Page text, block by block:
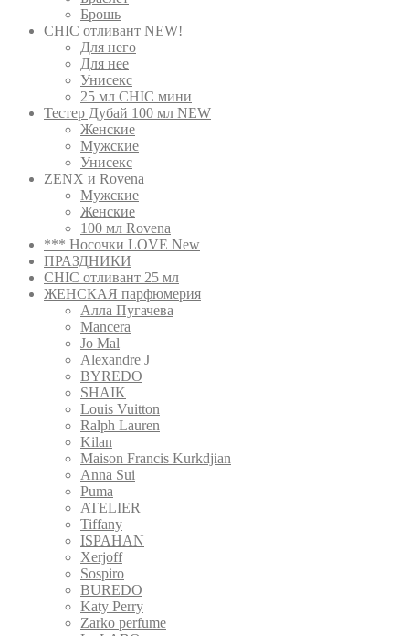
Брошь
CHIC отливант NEW!
Для него
Для нее
Унисекс
25 мл CHIC мини
Тестер Дубай 100 мл NEW
Женские
Мужские
Унисекс
ZENX и Rovena
Мужские
Женские
100 мл Rovena
*** Носочки LOVE New
ПРАЗДНИКИ
CHIC отливант 25 мл
ЖЕНСКАЯ парфюмерия
Алла Пугачева
Mancera
Jo Mal
Alexandre J
BYREDO
SHAIK
Louis Vuitton
Ralph Lauren
Kilan
Maison Francis Kurkdjian
Anna Sui
Puma
ATELIER
Tiffany
ISPAHAN
Xerjoff
Sospiro
BUREDO
Katy Perry
Zarko perfume